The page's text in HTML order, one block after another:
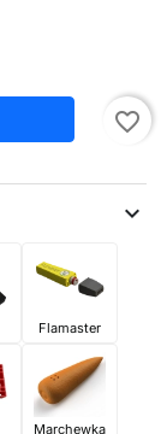
favorite_border
expand_more
Flamaster
Marchewka